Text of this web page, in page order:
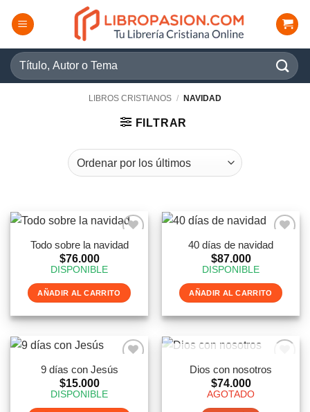
Buscar
por:
LIBROS CRISTIANOS / NAVIDAD
FILTRAR
Todo sobre la navidad
$76.000
DISPONIBLE
AÑADIR AL CARRITO
40 días de navidad
$87.000
DISPONIBLE
AÑADIR AL CARRITO
9 días con Jesús
$15.000
DISPONIBLE
Sin Existencias
Dios con nosotros
$74.000
AGOTADO